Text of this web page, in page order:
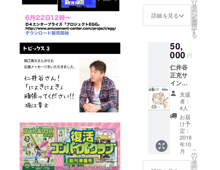
ンパイ
ル〇ク
ラブ
（コン
と
「にょ
きにょ
き宇宙
征服
編」
パッ
ケージ
版と取
説と設
定資料
集 ・発
売日
に、イ
ラスト
レー
詳細を見る
リ
タ
ー
ン
を
選
択
す
る
50,
000 円
仁井谷
正充サ
イン色
紙＋３
万円
コース
・２０
１８年
１０月
末に、
仁井谷
正充サ
イン色
支援
者：
4人
お届
け予
定：
2018
年10
月
こ
の
リ
タ
ー